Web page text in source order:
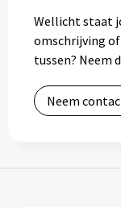
Stormparaplu's
Klassieke
Opvouwbare
Divers
Wellicht staat
omschrijving
tussen? Neem
Neem